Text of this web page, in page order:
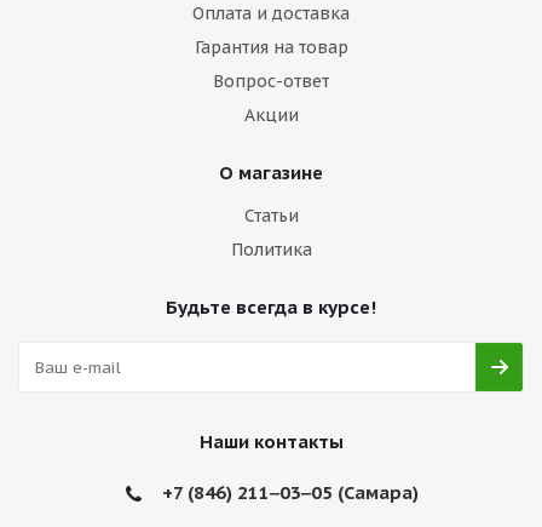
Оплата и доставка
Гарантия на товар
Вопрос-ответ
Акции
О магазине
Статьи
Политика
Будьте всегда в курсе!
Наши контакты
+7 (846) 211‒03‒05 (Самара)